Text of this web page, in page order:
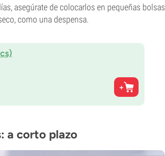
asegúrate de colocarlos en pequeñas bolsas
como una despensa.
a corto plazo